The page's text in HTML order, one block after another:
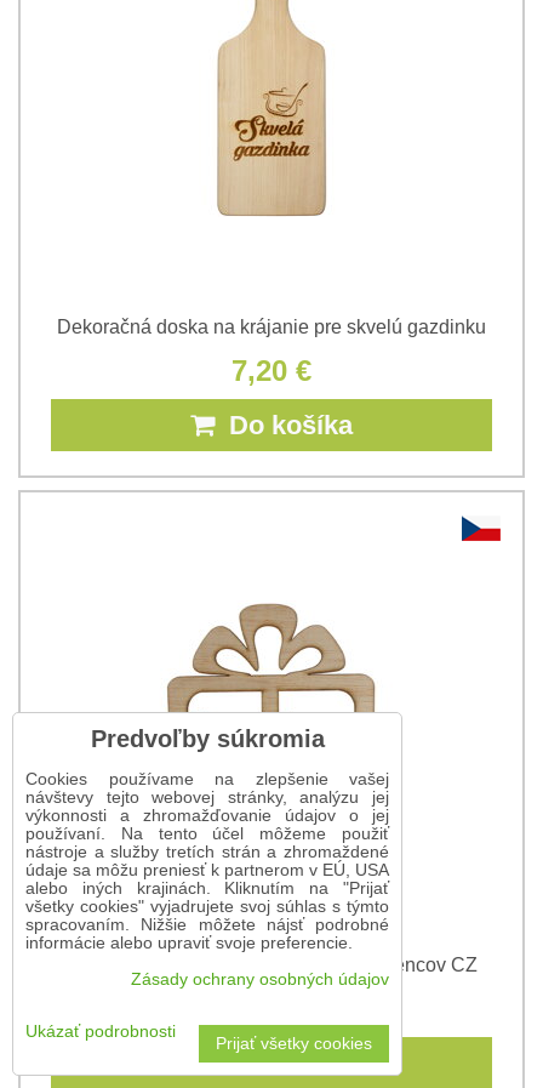
Dekoračná doska na krájanie pre skvelú gazdinku
7,20 €
Do košíka
Darčekový stojan na dobroty pre oslávencov CZ
Do košíka
Predvoľby súkromia
Cookies používame na zlepšenie vašej
návštevy tejto webovej stránky, analýzu jej
výkonnosti a zhromažďovanie údajov o jej
používaní. Na tento účel môžeme použiť
nástroje a služby tretích strán a zhromaždené
údaje sa môžu preniesť k partnerom v EÚ, USA
alebo iných krajinách. Kliknutím na "Prijať
všetky cookies" vyjadrujete svoj súhlas s týmto
spracovaním. Nižšie môžete nájsť podrobné
informácie alebo upraviť svoje preferencie.
Zásady ochrany osobných údajov
Ukázať podrobnosti
Prijať všetky cookies